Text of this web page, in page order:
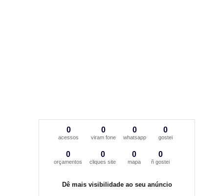
0
acessos
0
viram fone
0
whatsapp
0
gostei
0
orçamentos
0
cliques site
0
mapa
0
ñ gostei
Dê mais visibilidade ao seu anúncio